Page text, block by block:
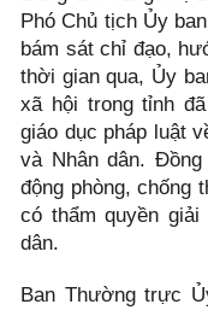
Phó Chủ tịch Ủy
bám sát chỉ đạo,
thời gian qua, Ủy
xã hội trong tỉnh
giáo dục pháp luật
và Nhân dân.
động phòng, chống
có thẩm quyền
dân.
Ban Thường trực